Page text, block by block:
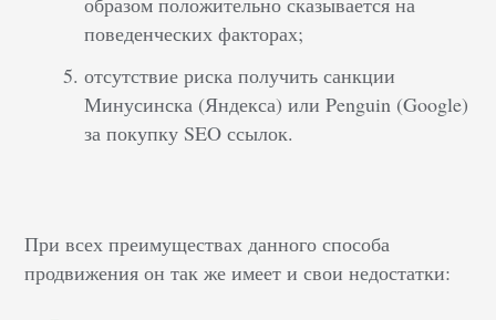
поведенческих факторах;
отсутствие риска получить санкции
Минусинска (Яндекса) или Penguin (Google)
за покупку SEO ссылок.
При всех преимуществах данного способа
продвижения он так же имеет и свои недостатки: